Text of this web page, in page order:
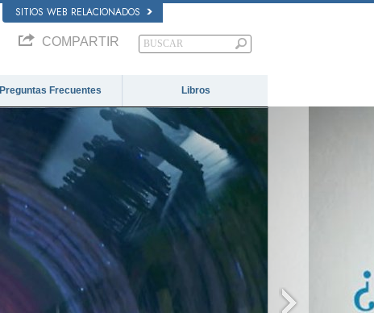
SITIOS WEB RELACIONADOS
COMPARTIR
Preguntas Frecuentes Libros